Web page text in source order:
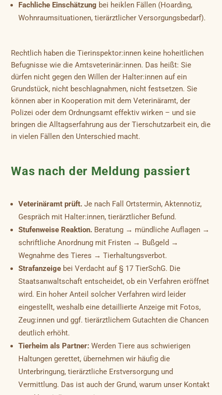
Fachliche Einschätzung bei heiklen Fällen (Hoarding,
Wohnraumsituationen, tierärztlicher Versorgungsbedarf).
Rechtlich haben die Tierinspektor:innen keine hoheitlichen
Befugnisse wie die Amtsveterinär:innen. Das heißt: Sie
dürfen nicht gegen den Willen der Halter:innen auf ein
Grundstück, nicht beschlagnahmen, nicht festsetzen. Sie
können aber in Kooperation mit dem Veterinäramt, der
Polizei oder dem Ordnungsamt effektiv wirken – und sie
bringen die Alltagserfahrung aus der Tierschutzarbeit ein, die
in vielen Fällen den Unterschied macht.
Was nach der Meldung passiert
Veterinäramt prüft. Je nach Fall Ortstermin, Aktennotiz,
Gespräch mit Halter:innen, tierärztlicher Befund.
Stufenweise Reaktion. Beratung → mündliche Auflagen →
schriftliche Anordnung mit Fristen → Bußgeld →
Wegnahme des Tieres → Tierhaltungsverbot.
Strafanzeige bei Verdacht auf § 17 TierSchG. Die
Staatsanwaltschaft entscheidet, ob ein Verfahren eröffnet
wird. Ein hoher Anteil solcher Verfahren wird leider
eingestellt, weshalb eine detaillierte Anzeige mit Fotos,
Zeug:innen und ggf. tierärztlichem Gutachten die Chancen
deutlich erhöht.
Tierheim als Partner: Werden Tiere aus schwierigen
Haltungen gerettet, übernehmen wir häufig die
Unterbringung, tierärztliche Erstversorgung und
Vermittlung. Das ist auch der Grund, warum unser Kontakt